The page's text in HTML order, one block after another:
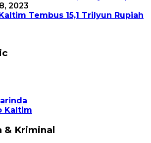
2023
Tembus 15,1 Trilyun Rupiah
Kaltim
& Kriminal